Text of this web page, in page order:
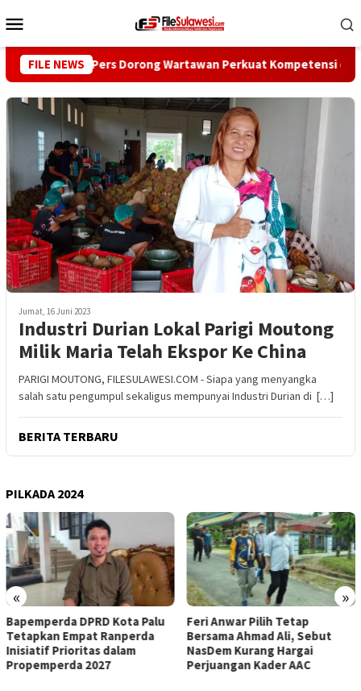
ke
Mobile
FILE NEWS
Dewan Pers Dorong Wartawan Perkuat Kompetensi dan
Jumat, 16 Juni 2023
Industri Durian Lokal Parigi Moutong
Milik Maria Telah Ekspor Ke China
PARIGI MOUTONG, FILESULAWESI.COM - Siapa yang menyangka
salah satu pengumpul sekaligus mempunyai Industri Durian di […]
BERITA TERBARU
PILKADA 2024
« »
Kota Palu
Ranperda
dalam
Feri Anwar Pilih Tetap
Bersama Ahmad Ali, Sebut
NasDem Kurang Hargai
Perjuangan Kader AAC
Pengurus Inti
Nasdem